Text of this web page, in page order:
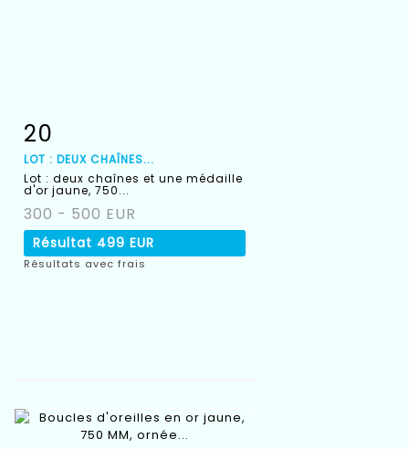
Fiche détaillée
20
LOT : DEUX CHAÎNES...
Lot : deux chaînes et une médaille
d'or jaune, 750...
300 - 500 EUR
Résultat 499 EUR
Résultats avec frais